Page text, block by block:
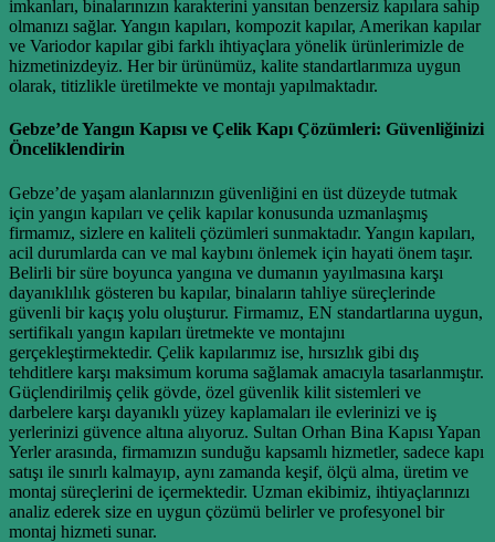
imkanları, binalarınızın karakterini yansıtan benzersiz kapılara sahip
olmanızı sağlar. Yangın kapıları, kompozit kapılar, Amerikan kapılar
ve Variodor kapılar gibi farklı ihtiyaçlara yönelik ürünlerimizle de
hizmetinizdeyiz. Her bir ürünümüz, kalite standartlarımıza uygun
olarak, titizlikle üretilmekte ve montajı yapılmaktadır.
Gebze’de Yangın Kapısı ve Çelik Kapı Çözümleri: Güvenliğinizi
Önceliklendirin
Gebze’de yaşam alanlarınızın güvenliğini en üst düzeyde tutmak
için yangın kapıları ve çelik kapılar konusunda uzmanlaşmış
firmamız, sizlere en kaliteli çözümleri sunmaktadır. Yangın kapıları,
acil durumlarda can ve mal kaybını önlemek için hayati önem taşır.
Belirli bir süre boyunca yangına ve dumanın yayılmasına karşı
dayanıklılık gösteren bu kapılar, binaların tahliye süreçlerinde
güvenli bir kaçış yolu oluşturur. Firmamız, EN standartlarına uygun,
sertifikalı yangın kapıları üretmekte ve montajını
gerçekleştirmektedir. Çelik kapılarımız ise, hırsızlık gibi dış
tehditlere karşı maksimum koruma sağlamak amacıyla tasarlanmıştır.
Güçlendirilmiş çelik gövde, özel güvenlik kilit sistemleri ve
darbelere karşı dayanıklı yüzey kaplamaları ile evlerinizi ve iş
yerlerinizi güvence altına alıyoruz. Sultan Orhan Bina Kapısı Yapan
Yerler arasında, firmamızın sunduğu kapsamlı hizmetler, sadece kapı
satışı ile sınırlı kalmayıp, aynı zamanda keşif, ölçü alma, üretim ve
montaj süreçlerini de içermektedir. Uzman ekibimiz, ihtiyaçlarınızı
analiz ederek size en uygun çözümü belirler ve profesyonel bir
montaj hizmeti sunar.